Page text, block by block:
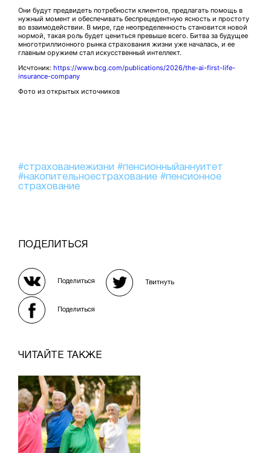
Они будут предвидеть потребности клиентов, предлагать помощь в
нужный момент и обеспечивать беспрецедентную ясность и простоту
во взаимодействии. В мире, где неопределенность становится новой
нормой, такая роль будет цениться превыше всего. Битва за будущее
многотриллионного рынка страхования жизни уже началась, и ее
главным оружием стал искусственный интеллект.
Исчтоник: https://www.bcg.com/publications/2026/the-ai-first-life-
insurance-company
Фото из открытых источников
#страхованиежизни #пенсионныйаннуитет
#накопительноестрахование #пенсионное
страхование
ПОДЕЛИТЬСЯ
Поделиться Твитнуть
Поделиться
ЧИТАЙТЕ ТАКЖЕ